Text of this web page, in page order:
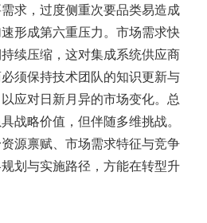
求，过度侧重次要品类易造成
形成第六重压力。市场需求快
续压缩，这对集成系统供应商
须保持技术团队的知识更新与
应对日新月异的市场变化。总
战略价值，但伴随多维挑战。
源禀赋、市场需求特征与竞争
划与实施路径，方能在转型升